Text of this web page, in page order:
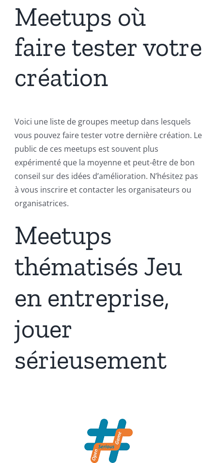
Meetups où
faire tester votre
création
Voici une liste de groupes meetup dans lesquels
vous pouvez faire tester votre dernière création. Le
public de ces meetups est souvent plus
expérimenté que la moyenne et peut-être de bon
conseil sur des idées d’amélioration. N’hésitez pas
à vous inscrire et contacter les organisateurs ou
organisatrices.
Meetups
thématisés Jeu
en entreprise,
jouer
sérieusement